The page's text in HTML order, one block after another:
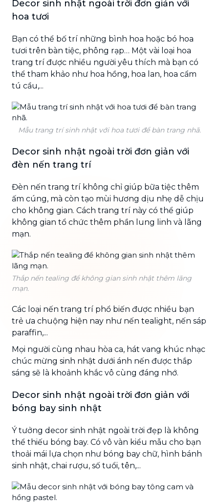
Decor sinh nhật ngoài trời đơn giản với
hoa tươi
Bạn có thể bố trí những bình hoa hoặc bó hoa
tươi trên bàn tiệc, phông rạp… Một vài loại hoa
trang trí được nhiều người yêu thích mà bạn có
thể tham khảo như hoa hồng, hoa lan, hoa cẩm
tú cầu,...
Mẫu trang trí sinh nhật với hoa tươi để bàn trang nhã.
Decor sinh nhật ngoài trời đơn giản với
đèn nến trang trí
Đèn nến trang trí không chỉ giúp bữa tiệc thêm
ấm cúng, mà còn tạo mùi hương dịu nhẹ dễ chịu
cho không gian. Cách trang trí này có thể giúp
không gian tổ chức thêm phần lung linh và lãng
mạn.
Thắp nến tealing để không gian sinh nhật thêm lãng
mạn.
Các loại nến trang trí phổ biến được nhiều bạn
trẻ ưa chuộng hiện nay như nến tealight, nến sáp
paraffin,...
Mọi người cùng nhau hòa ca, hát vang khúc nhạc
chúc mừng sinh nhật dưới ánh nến được thắp
sáng sẽ là khoảnh khắc vô cùng đáng nhớ.
Decor sinh nhật ngoài trời đơn giản với
bóng bay sinh nhật
Ý tưởng decor sinh nhật ngoài trời đẹp là không
thể thiếu bóng bay. Có vô vàn kiểu mẫu cho bạn
thoải mái lựa chọn như bóng bay chữ, hình bánh
sinh nhật, chai rượu, số tuổi, tên,...